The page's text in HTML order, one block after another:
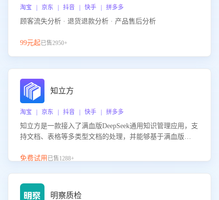
淘宝 | 京东 | 抖音 | 快手 | 拼多多
顾客流失分析 · 退货退款分析 · 产品售后分析
99元起已售2950+
知立方
淘宝 | 京东 | 抖音 | 快手 | 拼多多
知立方是一款接入了满血版DeepSeek通用知识管理应用，支
持文档、表格等多类型文档的处理，并能够基于满血版
识支持，帮助用户高效管理和利用知识资源。通过该产品，
免费试用 已售1288+
明察质检